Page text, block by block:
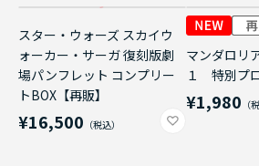
スター・ウォーズ スカイウ
ォーカー・サーガ 復刻版劇
場パンフレット コンプリー
トBOX【再販】
¥16,500
マンダロリ
１ 特別プ
¥1,980